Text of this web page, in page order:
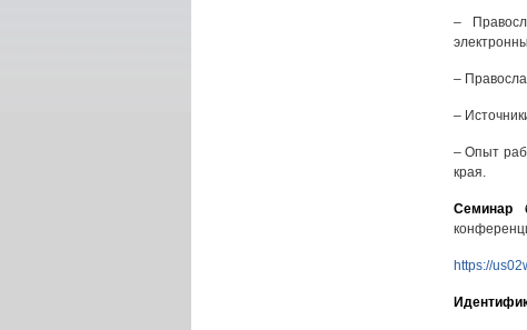
–
–
–
– Опыт
края.
Семинар
https://